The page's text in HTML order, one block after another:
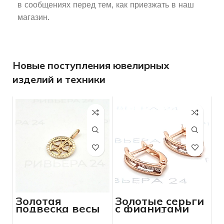
в сообщениях перед тем, как приезжать в наш
магазин.
Новые поступления ювелирных
изделий и техники
Золотая
подвеска весы
585 пробы 2.05
Золотые серьги
с фианитами
585 пробы 1.92